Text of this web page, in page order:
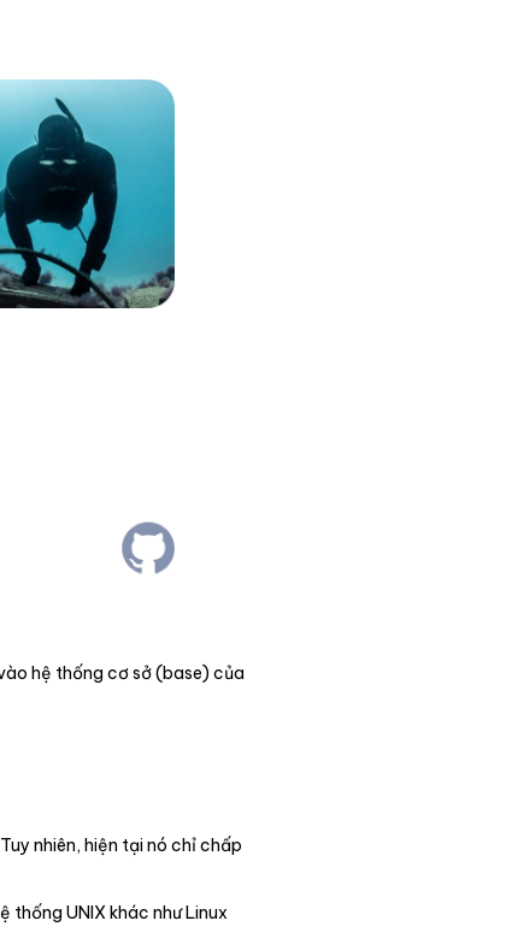
hệ thống cơ sở (base) của
nhiên, hiện tại nó chỉ chấp
UNIX khác như Linux